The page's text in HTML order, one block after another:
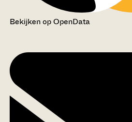
Bekijken op OpenData